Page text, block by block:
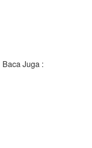
Baca Juga :